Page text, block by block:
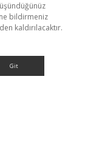
bildirmeniz
kaldırılacaktır.